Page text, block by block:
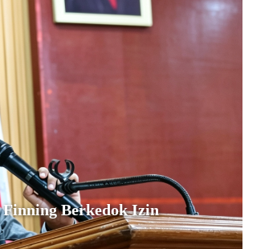
Berkedok Izin